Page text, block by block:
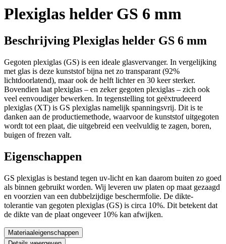
Plexiglas helder GS 6 mm
Beschrijving Plexiglas helder GS 6 mm
Gegoten plexiglas (GS) is een ideale glasvervanger. In vergelijking
met glas is deze kunststof bijna net zo transparant (92%
lichtdoorlatend), maar ook de helft lichter en 30 keer sterker.
Bovendien laat plexiglas – en zeker gegoten plexiglas – zich ook
veel eenvoudiger bewerken. In tegenstelling tot geëxtrudeeerd
plexiglas (XT) is GS plexiglas namelijk spanningsvrij. Dit is te
danken aan de productiemethode, waarvoor de kunststof uitgegoten
wordt tot een plaat, die uitgebreid een veelvuldig te zagen, boren,
buigen of frezen valt.
Eigenschappen
GS plexiglas is bestand tegen uv-licht en kan daarom buiten zo goed
als binnen gebruikt worden. Wij leveren uw platen op maat gezaagd
en voorzien van een dubbelzijdige beschermfolie. De dikte-
tolerantie van gegoten plexiglas (GS) is circa 10%. Dit betekent dat
de dikte van de plaat ongeveer 10% kan afwijken.
Materiaaleigenschappen